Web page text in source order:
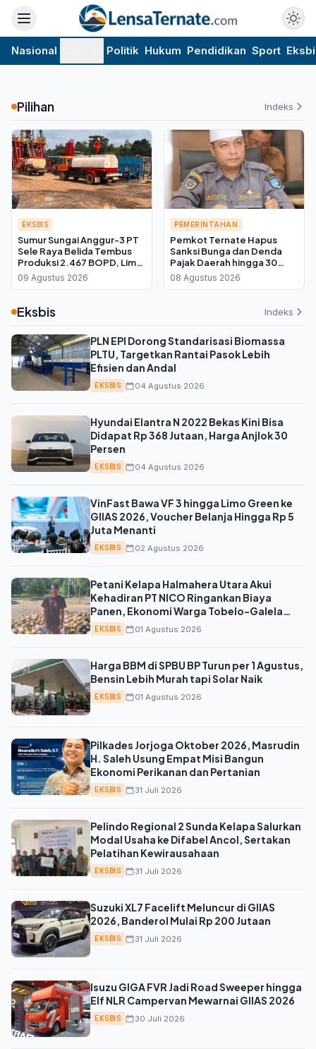
Nasional Politik Hukum Pendidikan Sport
Pilihan Indeks
EKSBIS
Sumur Sungai Anggur-3 PT
Sele Raya Belida Tembus
Produksi 2.467 BOPD, Lima
Kali Lipat dari Target
09 Agustus 2026
PEMERINTAHAN
Pemkot Ternate Hapus
Sanksi Bunga dan Denda
Pajak Daerah hingga 30
September 2026, Cukup
Bayar Pokok
08 Agustus 2026
Eksbis Indeks
PLN EPI Dorong Standarisasi Biomassa
PLTU, Targetkan Rantai Pasok Lebih
Efisien dan Andal
EKSBIS 04 Agustus 2026
Hyundai Elantra N 2022 Bekas Kini Bisa
Didapat Rp 368 Jutaan, Harga Anjlok 30
Persen
EKSBIS 04 Agustus 2026
VinFast Bawa VF 3 hingga Limo Green ke
GIIAS 2026, Voucher Belanja Hingga Rp 5
Juta Menanti
EKSBIS 02 Agustus 2026
Petani Kelapa Halmahera Utara Akui
Kehadiran PT NICO Ringankan Biaya
Panen, Ekonomi Warga Tobelo-Galela
Terbantu
EKSBIS 01 Agustus 2026
Harga BBM di SPBU BP Turun per 1 Agustus,
Bensin Lebih Murah tapi Solar Naik
EKSBIS 01 Agustus 2026
Pilkades Jorjoga Oktober 2026, Masrudin
H. Saleh Usung Empat Misi Bangun
Ekonomi Perikanan dan Pertanian
EKSBIS 31 Juli 2026
Pelindo Regional 2 Sunda Kelapa Salurkan
Modal Usaha ke Difabel Ancol, Sertakan
Pelatihan Kewirausahaan
EKSBIS 31 Juli 2026
Suzuki XL7 Facelift Meluncur di GIIAS
2026, Banderol Mulai Rp 200 Jutaan
EKSBIS 31 Juli 2026
Isuzu GIGA FVR Jadi Road Sweeper hingga
Elf NLR Campervan Mewarnai GIIAS 2026
EKSBIS 30 Juli 2026